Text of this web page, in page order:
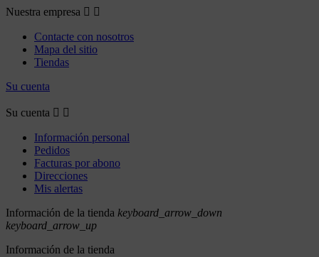
Nuestra empresa  
Contacte con nosotros
Mapa del sitio
Tiendas
Su cuenta
Su cuenta  
Información personal
Pedidos
Facturas por abono
Direcciones
Mis alertas
Información de la tienda keyboard_arrow_down
keyboard_arrow_up
Información de la tienda